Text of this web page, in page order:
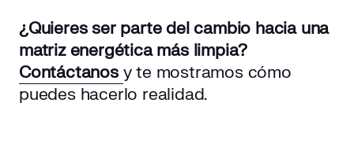
¿Quieres ser parte del cambio hacia una
matriz energética más limpia?
Contáctanos y te mostramos cómo
puedes hacerlo realidad.